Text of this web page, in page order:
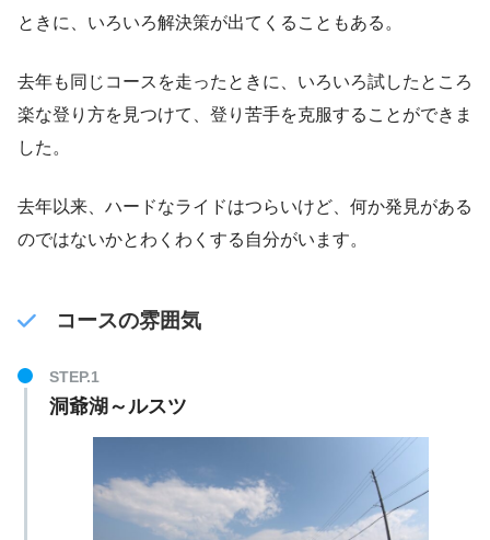
ときに、いろいろ解決策が出てくることもある。
去年も同じコースを走ったときに、いろいろ試したところ
楽な登り方を見つけて、登り苦手を克服することができま
した。
去年以来、ハードなライドはつらいけど、何か発見がある
のではないかとわくわくする自分がいます。
コースの雰囲気
洞爺湖～ルスツ